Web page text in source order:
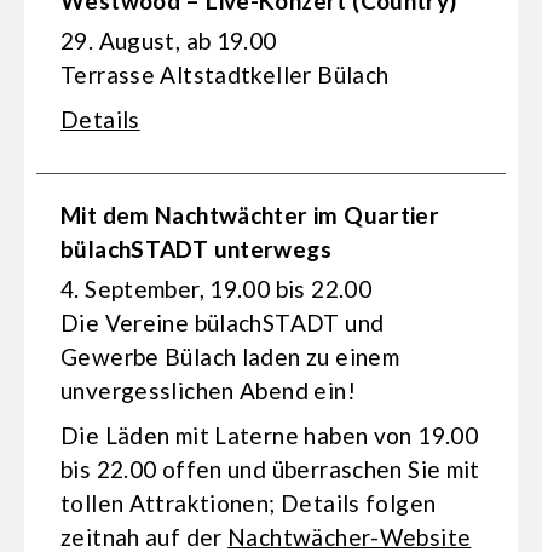
29. August, ab 19.00
Terrasse Altstadtkeller Bülach
Details
Mit dem Nachtwächter im Quartier
bülachSTADT unterwegs
4. September, 19.00 bis 22.00
Die Vereine bülachSTADT und
Gewerbe Bülach laden zu einem
unvergesslichen Abend ein!
Die Läden mit Laterne haben von 19.00
bis 22.00 offen und überraschen Sie mit
tollen Attraktionen; Details folgen
zeitnah auf der Nachtwächer-Website